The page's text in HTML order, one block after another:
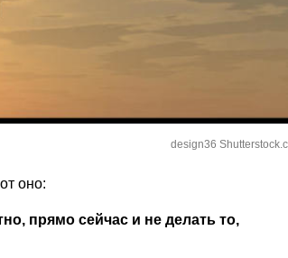
design36
оно:
прямо сейчас и не делать то,